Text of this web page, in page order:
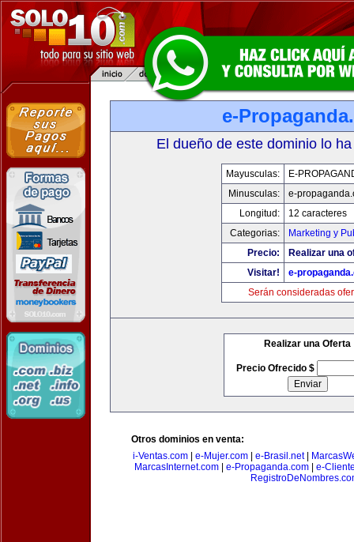
e-
El dueño de este dominio lo
Mayusculas:
E-
Minusculas:
e-
Longitud:
12 caracteres
Categorias:
Marketing y
Precio:
Realizar una
Visitar!
e-
Serán consideradas
Realizar una Oferta
Precio Ofrecido $
Otros dominios en venta:
i-Ventas.com
e-Mujer.com e-Brasil.net|
MarcasInternet.com| e-Propaganda.com| e-